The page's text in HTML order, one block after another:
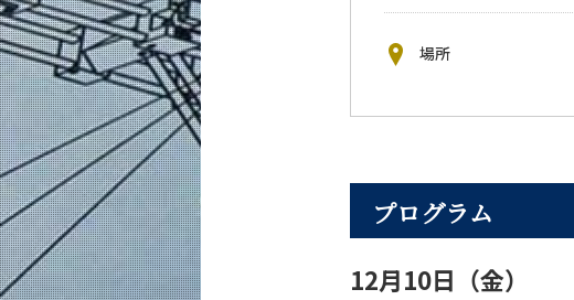
場所
プログラム
12月10日（金）